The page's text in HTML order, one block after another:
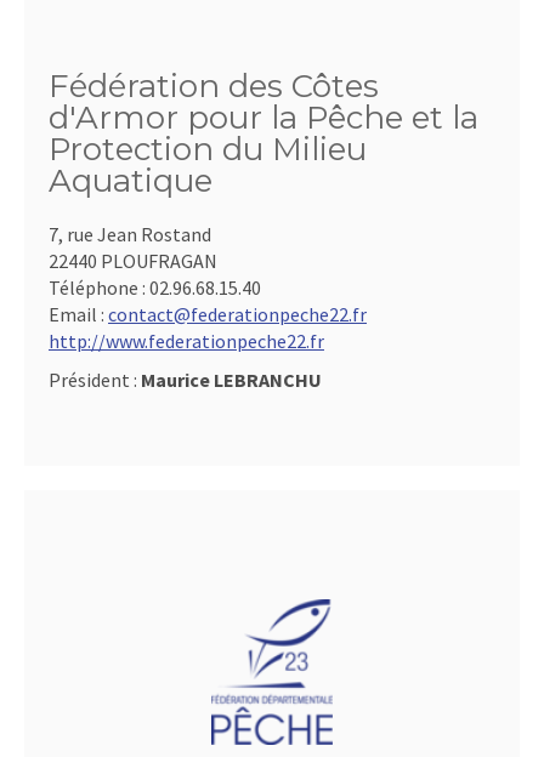
Fédération des Côtes
d'Armor pour la Pêche et la
Protection du Milieu
Aquatique
7, rue Jean Rostand
22440 PLOUFRAGAN
Téléphone : 02.96.68.15.40
Email : contact@federationpeche22.fr
http://www.federationpeche22.fr
Président : Maurice LEBRANCHU